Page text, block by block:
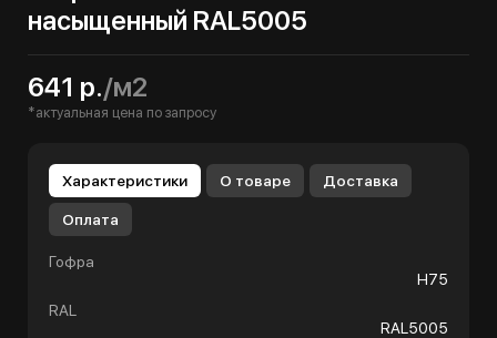
насыщенный RAL5005
641 р./м2
*актуальная цена по запросу
Характеристики О товаре Доставка
Оплата
Гофра
Н75
RAL
RAL5005